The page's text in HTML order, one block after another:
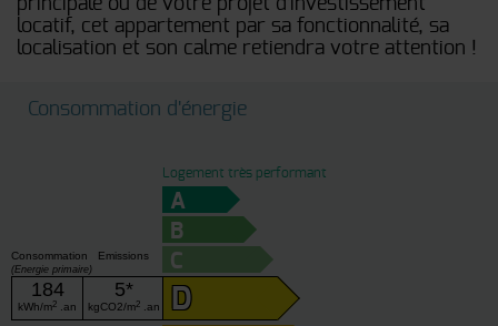
principale ou de votre projet d'investissement
locatif, cet appartement par sa fonctionnalité, sa
localisation et son calme retiendra votre attention !
Consommation d'énergie
Logement très performant
A
B
C
Consommation
(Energie primaire)
Emissions
184
kWh/m2 .an
5*
kgCO2/m2 .an D